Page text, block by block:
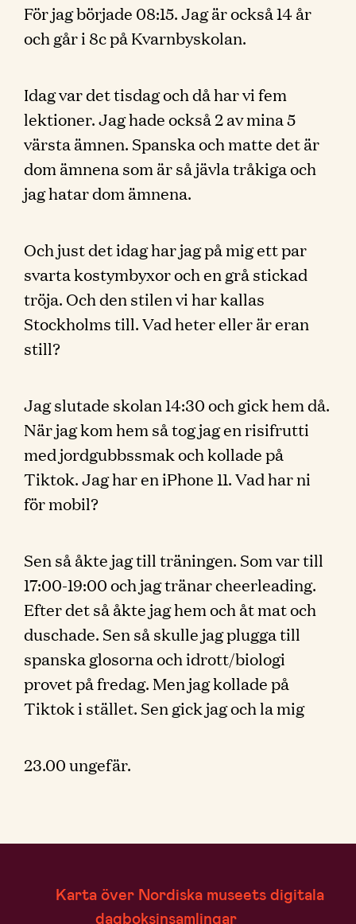
För jag började 08:15. Jag är också 14 år
och går i 8c på Kvarnbyskolan.
Idag var det tisdag och då har vi fem
lektioner. Jag hade också 2 av mina 5
värsta ämnen. Spanska och matte det är
dom ämnena som är så jävla tråkiga och
jag hatar dom ämnena.
Och just det idag har jag på mig ett par
svarta kostymbyxor och en grå stickad
tröja. Och den stilen vi har kallas
Stockholms till. Vad heter eller är eran
still?
Jag slutade skolan 14:30 och gick hem då.
När jag kom hem så tog jag en risifrutti
med jordgubbssmak och kollade på
Tiktok. Jag har en iPhone 11. Vad har ni
för mobil?
Sen så åkte jag till träningen. Som var till
17:00-19:00 och jag tränar cheerleading.
Efter det så åkte jag hem och åt mat och
duschade. Sen så skulle jag plugga till
spanska glosorna och idrott/biologi
provet på fredag. Men jag kollade på
Tiktok i stället. Sen gick jag och la mig
23.00 ungefär.
Karta över Nordiska museets digitala
dagboksinsamlingar